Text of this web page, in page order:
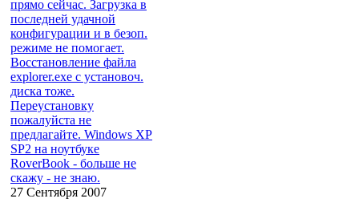
прямо сейчас. Загрузка в
последней удачной
конфигурации и в безоп.
режиме не помогает.
Восстановление файла
explorer.exe с установоч.
диска тоже.
Переустановку
пожалуйста не
предлагайте. Windows XP
SP2 на ноутбуке
RoverBook - больше не
скажу - не знаю.
27 Сентября 2007